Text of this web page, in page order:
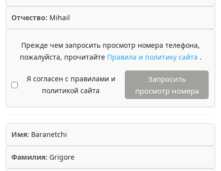
Отчество: Mihail
Прежде чем запросить просмотр номера телефона,
пожалуйста, прочитайте Правила и политику сайта .
Я согласен с правилами и
политикой сайта
Запросить
просмотр номера
Имя: Baranetchi
Фамилия: Grigore